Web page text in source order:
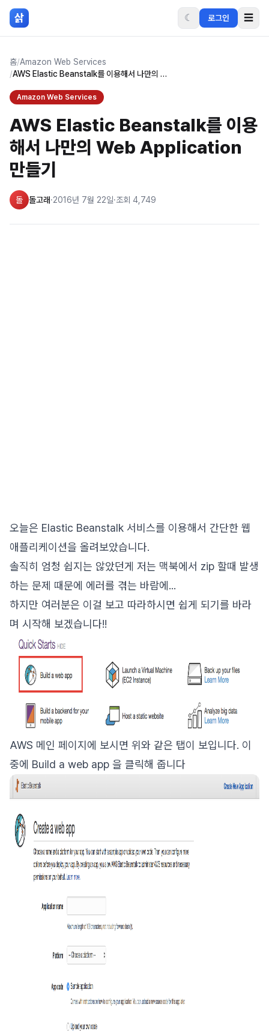
본문 바로가기
삵 ☾ 로그인 ☰
홈/Amazon Web Services
/
AWS Elastic Beanstalk를 이용해서 나만의 Web Application 만들기
Amazon Web Services
AWS Elastic Beanstalk를 이용
해서 나만의 Web Application
만들기
돌 돌고래·2016년 7월 22일·조회 4,749
오늘은 Elastic Beanstalk 서비스를 이용해서 간단한 웹
애플리케이션을 올려보았습니다.
솔직히 엄청 쉽지는 않았던게 저는 맥북에서 zip 할때 발생
하는 문제 때문에 에러를 겪는 바람에...
하지만 여러분은 이걸 보고 따라하시면 쉽게 되기를 바라
며 시작해 보겠습니다!!
AWS 메인 페이지에 보시면 위와 같은 탭이 보입니다. 이
중에 Build a web app 을 클릭해 줍니다